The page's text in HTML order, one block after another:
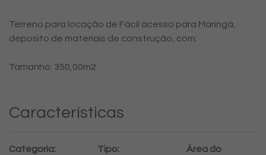
Terreno para locação de Fácil acesso para Maringá,
deposito de materiais de construção, com:
Tamanho: 350,00m2
Características
Categoria:
Tipo:
Área do